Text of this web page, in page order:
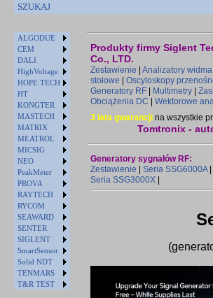
SZUKAJ
ALGODUE
CEM
DALI
HighVoltage
HOPE TECH
HT
KONGTER
MASTECH
MATRIX
MEATROL
MICSIG
NEO
PeakMeter
PROVA
RAYTECH
RYCOM
SEAWARD
SENTER
SIGLENT
SmartSensor
Solid NDT
TENMARS
T&R TEST
Produkty firmy Siglent
Co., LTD.
Zestawienie Analizatory widma
stołowe
Oscyloskopy
Generatory RF
Multimetry
Obciążenia DC
Wektorowe
3 lata gwarancji na wszystkie
Tomtronix -
Generatory sygnałów RF:
Zestawienie
Seria SSG6000A|
Seria SSG3000X